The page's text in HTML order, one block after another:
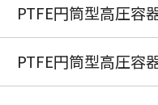
PTFE円筒型高圧
PTFE円筒型高圧